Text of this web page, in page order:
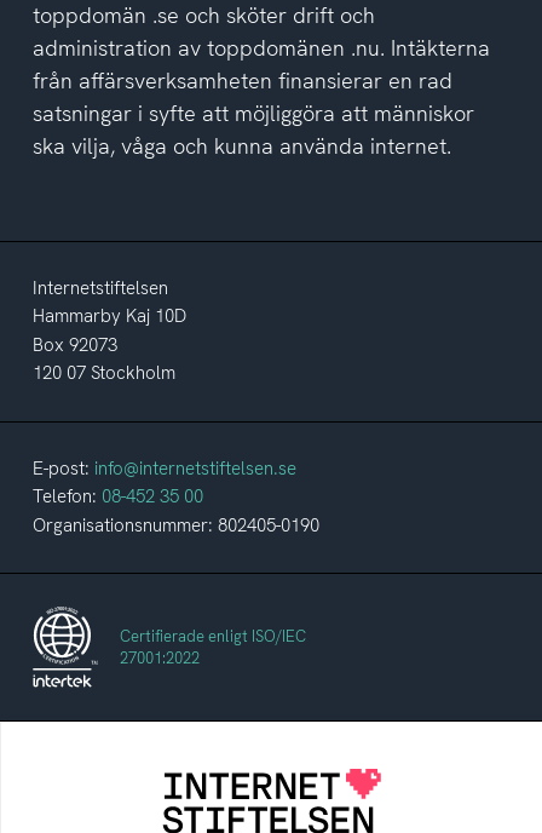
toppdomän .se och sköter drift och
administration av toppdomänen .nu. Intäkterna
från affärsverksamheten finansierar en rad
satsningar i syfte att möjliggöra att människor
ska vilja, våga och kunna använda internet.
Internetstiftelsen
Hammarby Kaj 10D
Box 92073
120 07 Stockholm
E-post: info@internetstiftelsen.se
Telefon: 08-452 35 00
Organisationsnummer: 802405-0190
Certifierade enligt ISO/IEC
27001:2022
Internetstiftelsen verkar för ett internet som
bidrar positivt till människan och samhället